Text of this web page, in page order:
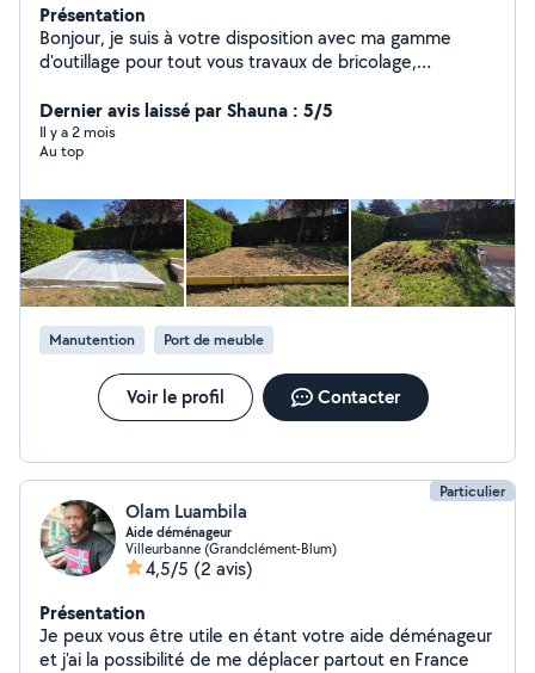
Présentation
Bonjour, je suis à votre disposition avec ma gamme
d'outillage pour tout vous travaux de bricolage,
déménagement avec une grande qualité d'intervention
n'hésitez pas à me contacter merci
Dernier avis laissé par Shauna : 5/5
Il y a 2 mois
Au top
Manutention Port de meuble
Voir le profil Contacter
Particulier
Olam Luambila
Aide déménageur
Villeurbanne (Grandclément-Blum)
4,5/5 (2 avis)
Présentation
Je peux vous être utile en étant votre aide déménageur
et j'ai la possibilité de me déplacer partout en France